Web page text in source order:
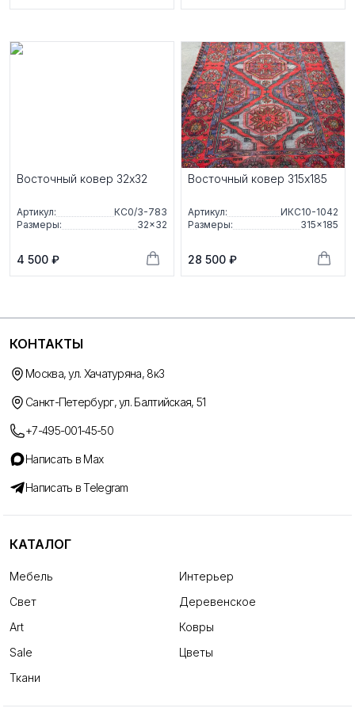
Восточный ковер 32x32
Артикул:
КС0/3-783
Размеры:
32×32
4 500 ₽
Восточный ковер 315x185
Артикул:
ИКС10-1042
Размеры:
315×185
28 500 ₽
КОНТАКТЫ
Москва, ул. Хачатуряна, 8к3
Санкт-Петербург, ул. Балтийская, 51
+7-495-001-45-50
Написать в Max
Написать в Telegram
КАТАЛОГ
Мебель
Интерьер
Свет
Деревенское
Art
Ковры
Sale
Цветы
Ткани